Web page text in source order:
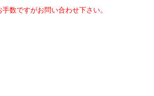
数ですがお問い合わせ下さい。